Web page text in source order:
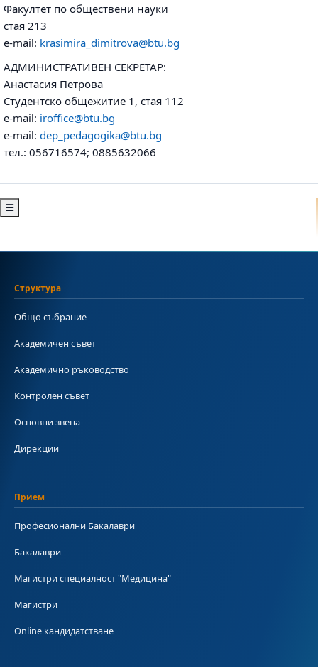
Факултет по обществени науки
стая 213
e-mail: krasimira_dimitrova@btu.bg
АДМИНИСТРАТИВЕН СЕКРЕТАР:
Анастасия Петрова
Студентско общежитие 1, стая 112
e-mail: iroffice@btu.bg
e-mail: dep_pedagogika@btu.bg
тел.: 056716574; 0885632066
Структура
Общо събрание
Академичен съвет
Академично ръководство
Контролен съвет
Основни звена
Дирекции
Прием
Професионални Бакалаври
Бакалаври
Магистри специалност "Медицина"
Магистри
Online кандидатстване